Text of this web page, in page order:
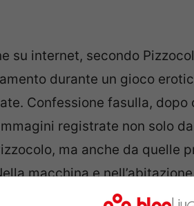
su internet, secondo
durante un gioco
Confessione fasulla, dopo
registrate non solo
ma anche da quelle
macchina e
un vaso di Pandora